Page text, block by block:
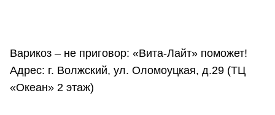
Варикоз – не приговор: «Вита-Лайт» поможет!
Адрес: г. Волжский, ул. Оломоуцкая, д.29 (ТЦ
«Океан» 2 этаж)